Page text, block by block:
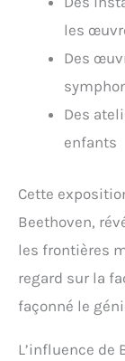
les
Des
Des
enfants
Cette
Beethoven,
les frontières
regard sur la
façonné le
L’influence de